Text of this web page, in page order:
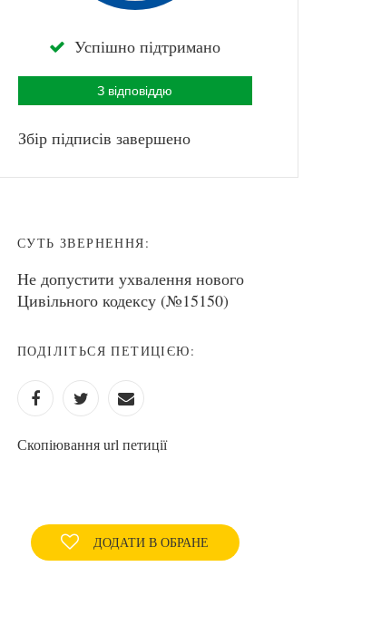
Успішно підтримано
З відповіддю
Збір підписів завершено
СУТЬ ЗВЕРНЕННЯ:
Не допустити ухвалення нового
Цивільного кодексу (№15150)
ПОДІЛІТЬСЯ ПЕТИЦІЄЮ:
Скопіювання url петиції
ДОДАТИ В ОБРАНЕ